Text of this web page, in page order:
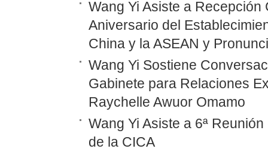
Wang Yi Asiste a Recepción
Aniversario del
China y la ASEAN y
Wang Yi Sostiene
Gabinete para Relaciones
Raychelle Awuor Omamo
Wang Yi Asiste a 6ª
de la CICA